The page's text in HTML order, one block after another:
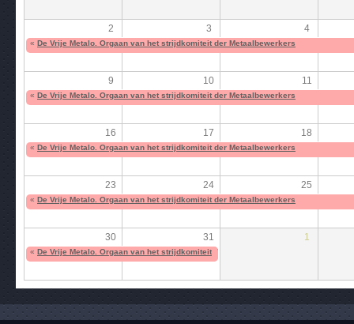
2 3 4
« De Vrije Metalo. Orgaan van het strijdkomiteit der Metaalbewerkers
9 10 11
« De Vrije Metalo. Orgaan van het strijdkomiteit der Metaalbewerkers
16 17 18
« De Vrije Metalo. Orgaan van het strijdkomiteit der Metaalbewerkers
23 24 25
« De Vrije Metalo. Orgaan van het strijdkomiteit der Metaalbewerkers
30 31 1
« De Vrije Metalo. Orgaan van het strijdkomiteit der Metaalbewerkers